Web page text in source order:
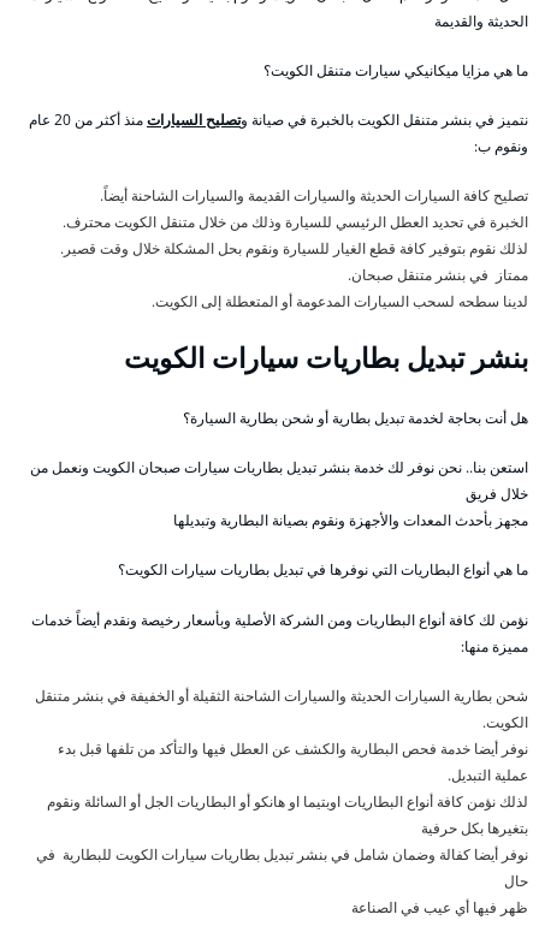
الحديثة والقديمة
ما هي مزايا ميكانيكي سيارات متنقل الكويت؟
نتميز في بنشر متنقل الكويت بالخبرة في صيانة وتصليح السيارات
منذ أكثر من 20 عام
ونقوم ب:
تصليح كافة السيارات الحديثة والسيارات القديمة والسيارات الشاحنة أيضاً.
الخبرة في تحديد العطل الرئيسي للسيارة وذلك من خلال متنقل الكويت محترف.
لذلك نقوم بتوفير كافة قطع الغيار للسيارة ونقوم بحل المشكلة خلال وقت قصير.
ممتاز في بنشر متنقل صبحان.
لدينا سطحه لسحب السيارات المدعومة أو المتعطلة إلى الكويت.
بنشر تبديل بطاريات سيارات الكويت
هل أنت بحاجة لخدمة تبديل بطارية أو شحن بطارية السيارة؟
استعن بنا.. نحن نوفر لك خدمة بنشر تبديل بطاريات سيارات صبحان الكويت ونعمل من
خلال فريق
مجهز بأحدث المعدات والأجهزة ونقوم بصيانة البطارية وتبديلها
ما هي أنواع البطاريات التي نوفرها في تبديل بطاريات سيارات الكويت؟
نؤمن لك كافة أنواع البطاريات ومن الشركة الأصلية وبأسعار رخيصة ونقدم أيضاً خدمات
مميزة منها:
شحن بطارية السيارات الحديثة والسيارات الشاحنة الثقيلة أو الخفيفة في بنشر متنقل
الكويت.
نوفر أيضا خدمة فحص البطارية والكشف عن العطل فيها والتأكد من تلفها قبل بدء
عملية التبديل.
لذلك نؤمن كافة أنواع البطاريات اوبتيما او هانكو أو البطاريات الجل أو السائلة ونقوم
بتغيرها بكل حرفية
نوفر أيضا كفالة وضمان شامل في بنشر تبديل بطاريات سيارات الكويت للبطارية في
حال
ظهر فيها أي عيب في الصناعة